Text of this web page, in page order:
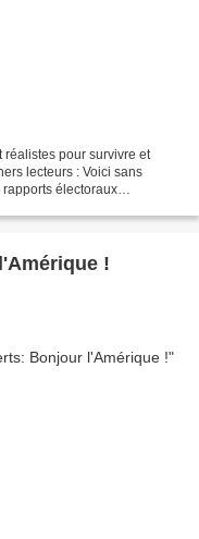
réalistes pour survivre et
lecteurs : Voici sans
électoraux
!